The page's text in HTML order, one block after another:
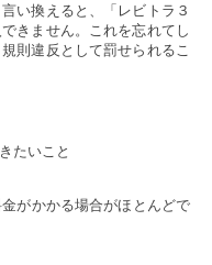
い換えると、「レビトラ３
きません。これを忘れてし
則違反として罰せられるこ
たいこと
がかかる場合がほとんどで